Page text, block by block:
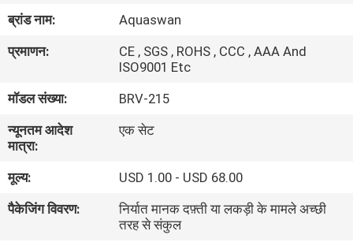
हमारे
बारे
कारखाना
भ्रमण
गुणवत्ता
ब्रांड नाम:
Aquaswan
प्रमाणन:
CE , SGS , ROHS , CCC , AAA And
ISO9001 Etc
मॉडल संख्या:
BRV-215
न्यूनतम आदेश
मात्रा:
एक सेट
मूल्य:
USD 1.00 - USD 68.00
पैकेजिंग विवरण:
निर्यात मानक दफ़्ती या लकड़ी के मामले अच्छी
तरह से संकुल